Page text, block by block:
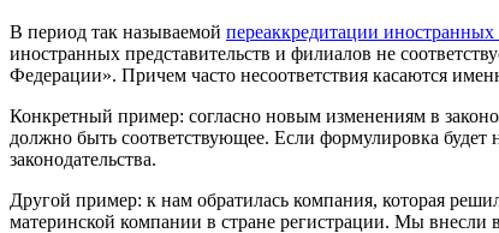
В период так называемой переаккредитации иностранных
иностранных представительств и филиалов не
Федерации». Причем часто несоответствия касаются
Конкретный пример: согласно новым изменениям в
должно быть соответствующее. Если формулировка будет
законодательства.
Другой пример: к нам обратилась компания, которая
материнской компании в стране регистрации. Мы внесли